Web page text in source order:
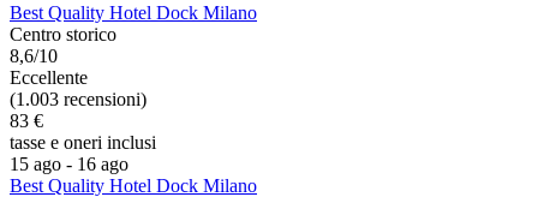
Best Quality Hotel Dock Milano
Centro storico
8,6/10
Eccellente
(1.003 recensioni)
83 €
tasse e oneri inclusi
15 ago - 16 ago
Best Quality Hotel Dock Milano